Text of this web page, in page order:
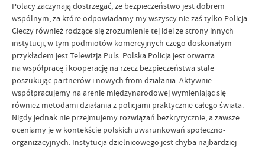
Polacy zaczynają dostrzegać, że bezpieczeństwo jest dobrem
wspólnym, za które odpowiadamy my wszyscy nie zaś tylko Policja.
Cieczy również rodzące się zrozumienie tej idei ze strony innych
instytucji, w tym podmiotów komercyjnych czego doskonałym
przykładem jest Telewizja Puls. Polska Policja jest otwarta
na współpracę i kooperację na rzecz bezpieczeństwa stale
poszukując partnerów i nowych from działania. Aktywnie
współpracujemy na arenie międzynarodowej wymieniając się
również metodami działania z policjami praktycznie całego świata.
Nigdy jednak nie przejmujemy rozwiązań bezkrytycznie, a zawsze
oceniamy je w kontekście polskich uwarunkowań społeczno-
organizacyjnych. Instytucja dzielnicowego jest chyba najbardziej